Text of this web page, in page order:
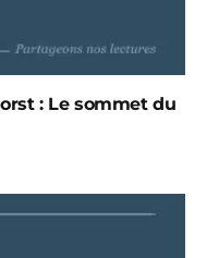
: Le sommet du